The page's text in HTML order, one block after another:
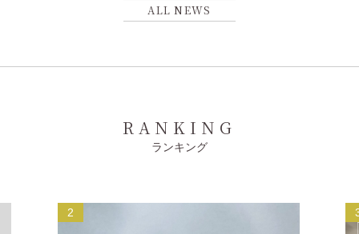
ALL NEWS
RANKING
ランキング